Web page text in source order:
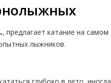
., предлагает катание на самом
лыжников.